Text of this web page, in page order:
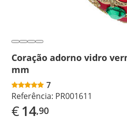
Coração adorno vidro
mm
7
Referência: PR001611
€14,90